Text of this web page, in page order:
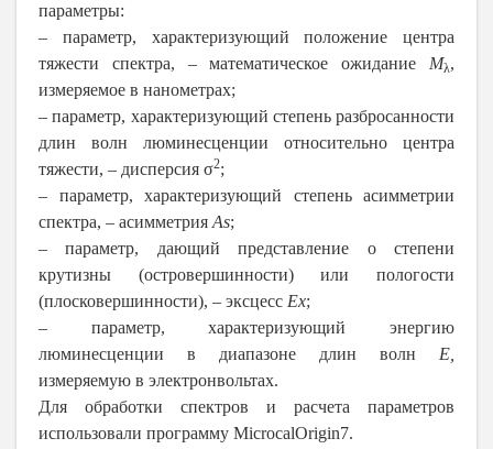
параметры:
– параметр, характеризующий положение центра
тяжести спектра, – математическое ожидание Мλ,
измеряемое в нанометрах;
– параметр, характеризующий степень разбросанности
длин волн люминесценции относительно центра
тяжести, – дисперсия σ2;
– параметр, характеризующий степень асимметрии
спектра, – асимметрия As;
– параметр, дающий представление о степени
крутизны (островершинности) или пологости
(плосковершинности), – эксцесс Ex;
– параметр, характеризующий энергию
люминесценции в диапазоне длин волн E,
измеряемую в электронвольтах.
Для обработки спектров и расчета параметров
использовали программу MicrocalOrigin7.